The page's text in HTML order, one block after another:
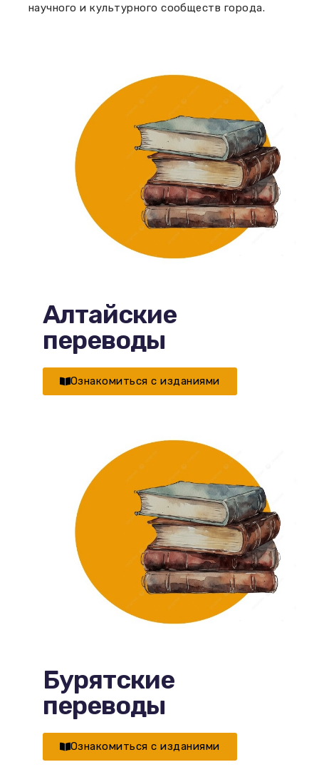
научного и культурного сообществ города.
Алтайские
переводы
Ознакомиться с изданиями
Бурятские
переводы
Ознакомиться с изданиями